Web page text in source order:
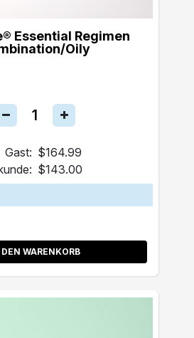
Essential Regimen
Oily
Gast: $164.99
$143.00
WARENKORB